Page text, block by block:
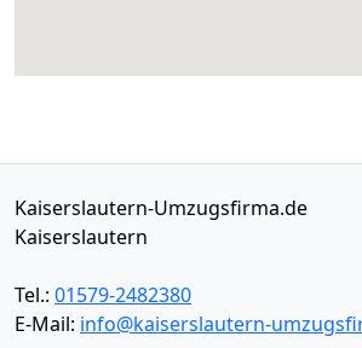
Kaiserslautern-Umzugsfirma.de
Kaiserslautern
Tel.: 01579-2482380
E-Mail: info@kaiserslautern-